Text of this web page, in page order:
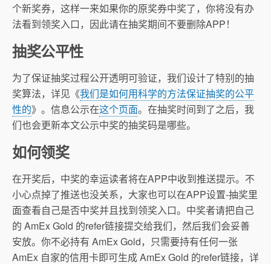
个新奖券，这样一来如果你的原奖券中奖了，你将没有办
法看到领奖入口，因此请在抽奖期间不要删除APP！
抽奖公平性
为了保证抽奖过程公开透明可验证，我们设计了特别的抽
奖算法，详见《我们是如何用科学的方法保证抽奖的公平
性的》。信息公示在这个页面。在抽奖时间到了之后，我
们也会更新本文公示中奖的抽奖码是哪些。
如何领奖
在开奖后，中奖的幸运读者将在APP中收到推送提示。不
小心点掉了推送也没关系，大家也可以在APP设置-抽奖里
面查看自己是否中奖并且找到领奖入口。中奖者请把自己
的 AmEx Gold 的refer链接提交给我们，然后我们会妥善
安放。你不必持有 AmEx Gold，只需要持有任何一张
AmEx 自家的信用卡即可生成 AmEx Gold 的refer链接，详